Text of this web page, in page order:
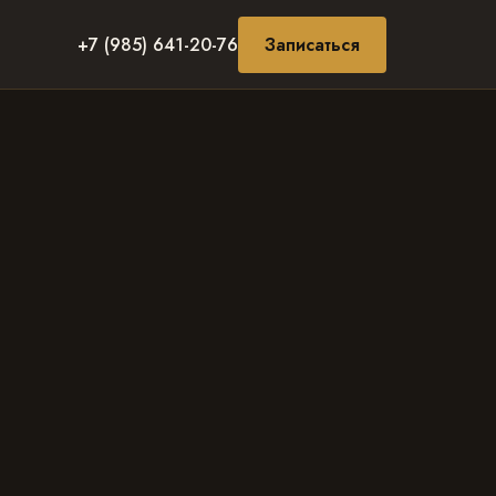
+7 (985) 641-20-76 Записаться